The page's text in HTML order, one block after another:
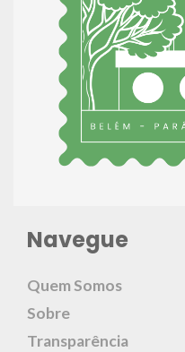
Navegue
Quem Somos
Sobre
Transparência